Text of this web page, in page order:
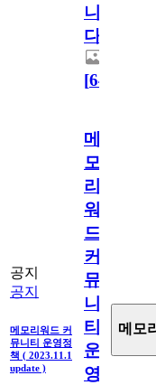
니
다.
[64
공지
공지
메모리워드 커
뮤니티 운영정
책 ( 2023.11.1
update )
메
모
리
워
드
커
뮤
니
티
운
영
메모